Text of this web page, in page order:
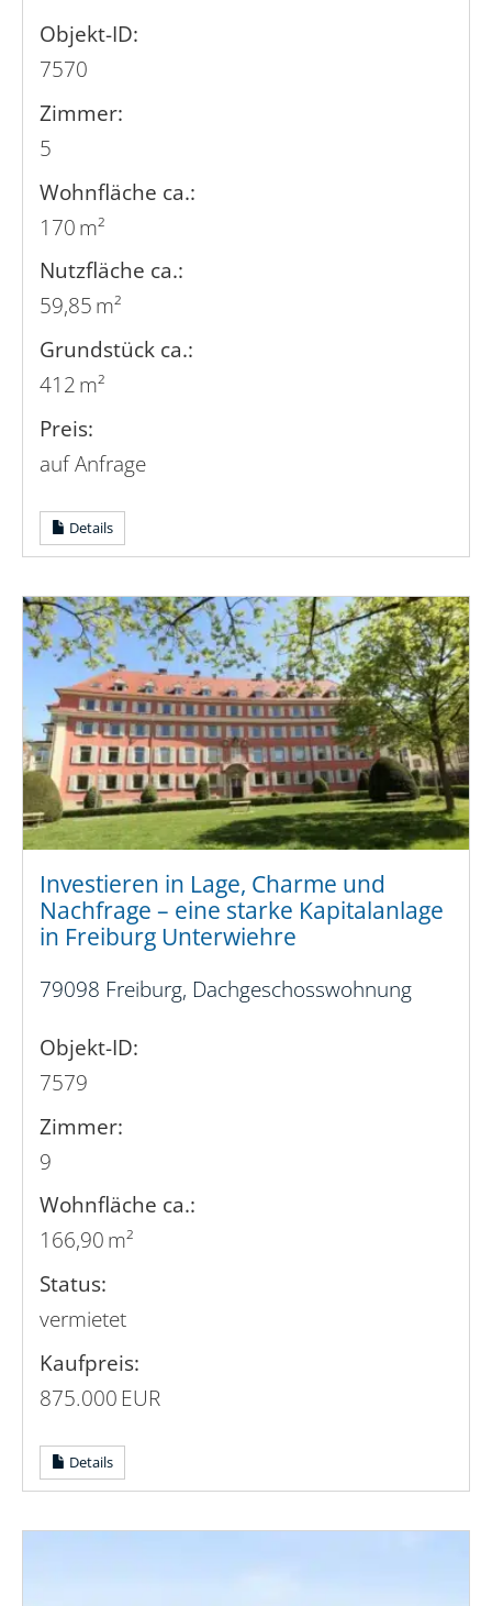
Objekt-ID:
7570
Zimmer:
5
Wohnfläche ca.:
170 m²
Nutzfläche ca.:
59,85 m²
Grund­stück ca.:
412 m²
Preis:
auf Anfrage
Details
Investieren in Lage, Charme und
Nachfrage – eine starke Kapitalanlage
in Freiburg Unterwiehre
79098 Freiburg, Dachgeschosswohnung
Objekt-ID:
7579
Zimmer:
9
Wohnfläche ca.:
166,90 m²
Status:
vermietet
Kaufpreis:
875.000 EUR
Details